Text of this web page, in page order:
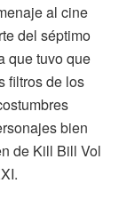
al cine
del séptimo
que tuvo que
filtros de los
bien
de Kill Bill Vol